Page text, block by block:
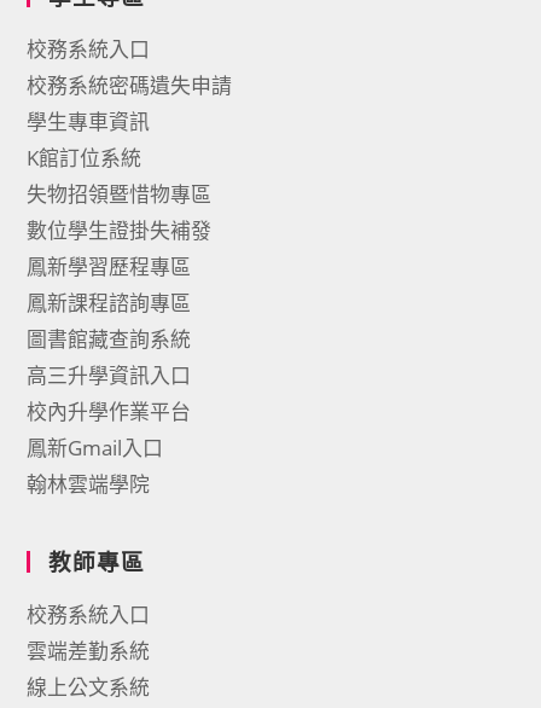
校務系統入口
校務系統密碼遺失申請
學生專車資訊
K館訂位系統
失物招領暨惜物專區
數位學生證掛失補發
鳳新學習歷程專區
鳳新課程諮詢專區
圖書館藏查詢系統
高三升學資訊入口
校內升學作業平台
鳳新Gmail入口
翰林雲端學院
教師專區
校務系統入口
雲端差勤系統
線上公文系統